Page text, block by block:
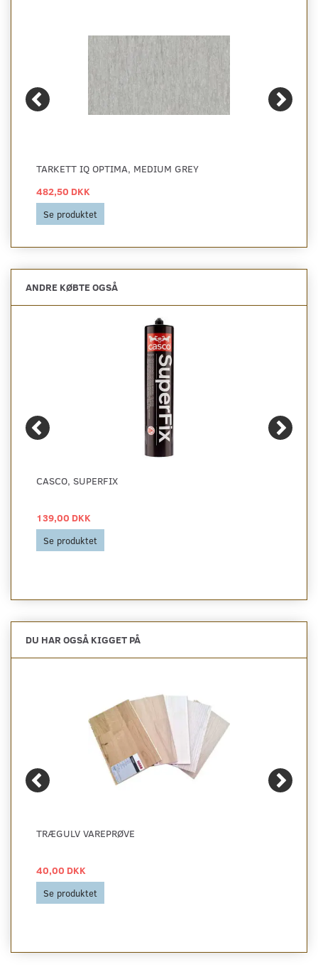
TARKETT IQ OPTIMA, MEDIUM GREY
482,50 DKK
Se produktet
ANDRE KØBTE OGSÅ
CASCO, SUPERFIX
139,00 DKK
Se produktet
DU HAR OGSÅ KIGGET PÅ
TRÆGULV VAREPRØVE
40,00 DKK
Se produktet